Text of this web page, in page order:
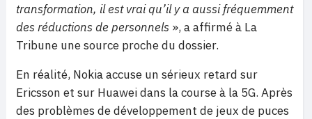
transformation, il est vrai qu’il y a aussi fréquemment
des réductions de personnels », a affirmé à La
Tribune une source proche du dossier.
En réalité, Nokia accuse un sérieux retard sur
Ericsson et sur Huawei dans la course à la 5G. Après
des problèmes de développement de jeux de puces